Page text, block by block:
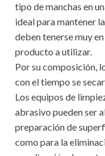
tipo de manchas en
ideal para mantener
deben tenerse muy
producto a utilizar.
Por su composición,
con el tiempo se
Los equipos de
abrasivo pueden ser
preparación de
como para la